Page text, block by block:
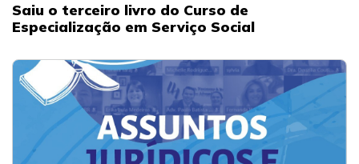
Saiu o terceiro livro do Curso de
Especialização em Serviço Social